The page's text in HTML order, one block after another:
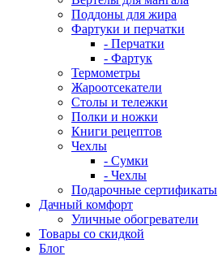
Поддоны для жира
Фартуки и перчатки
- Перчатки
- Фартук
Термометры
Жароотсекатели
Столы и тележки
Полки и ножки
Книги рецептов
Чехлы
- Сумки
- Чехлы
Подарочные сертификаты
Дачный комфорт
Уличные обогреватели
Товары со скидкой
Блог